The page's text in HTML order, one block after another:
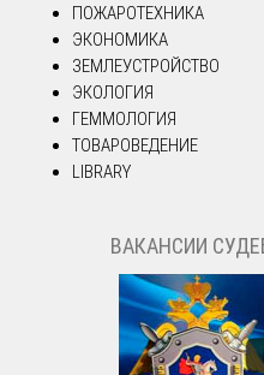
ПОЖАРОТЕХНИКА
ЭКОНОМИКА
ЗЕМЛЕУСТРОЙСТВО
ЭКОЛОГИЯ
ГЕММОЛОГИЯ
ТОВАРОВЕДЕНИЕ
LIBRARY
ВАКАНСИИ